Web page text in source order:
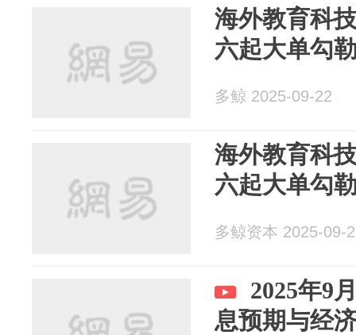
海外教育科
六起大单勾
多鲸 2025-09-22
海外教育科
六起大单勾
多鲸资本 2025-09-
2025年9
息预期与经